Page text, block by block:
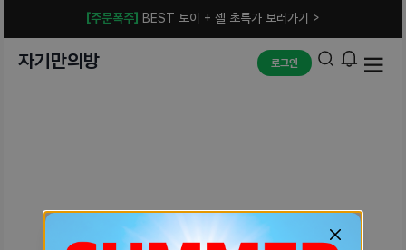
[주문폭주] BEST 토이 + 젤 초특가 보러가기 >
자기만의방 로그인